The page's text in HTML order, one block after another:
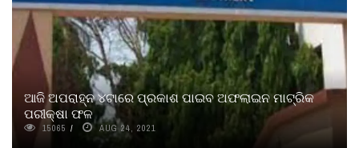
ଆଜି ଅପରାହ୍ନ ୪ଟାରେ ପ୍ରକାଶ ପାଇବ ଅଫଲାଇନ ମାଟ୍ରିକ
ପରୀକ୍ଷା ଫଳ
15065 AUG 24, 2021